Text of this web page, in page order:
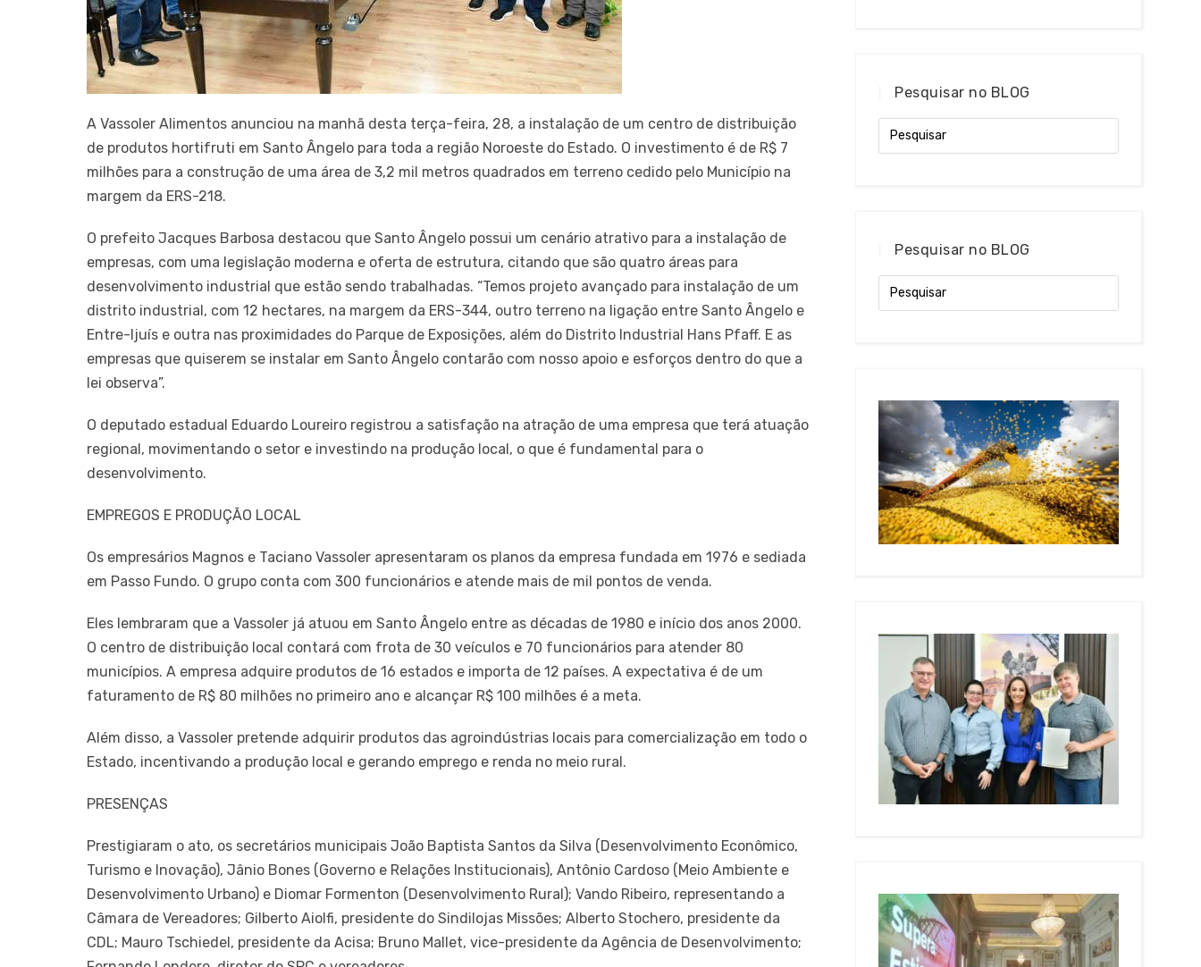
A Vassoler Alimentos anunciou na manhã desta terça-feira, 28, a instalação de um centro de distribuição
de produtos hortifruti em Santo Ângelo para toda a região Noroeste do Estado. O investimento é de R$ 7
milhões para a construção de uma área de 3,2 mil metros quadrados em terreno cedido pelo Município na
margem da ERS-218.
O prefeito Jacques Barbosa destacou que Santo Ângelo possui um cenário atrativo para a instalação de
empresas, com uma legislação moderna e oferta de estrutura, citando que são quatro áreas para
desenvolvimento industrial que estão sendo trabalhadas. “Temos projeto avançado para instalação de um
distrito industrial, com 12 hectares, na margem da ERS-344, outro terreno na ligação entre Santo Ângelo e
Entre-Ijuís e outra nas proximidades do Parque de Exposições, além do Distrito Industrial Hans Pfaff. E as
empresas que quiserem se instalar em Santo Ângelo contarão com nosso apoio e esforços dentro do que a
lei observa”.
O deputado estadual Eduardo Loureiro registrou a satisfação na atração de uma empresa que terá atuação
regional, movimentando o setor e investindo na produção local, o que é fundamental para o
desenvolvimento.
EMPREGOS E PRODUÇÃO LOCAL
Os empresários Magnos e Taciano Vassoler apresentaram os planos da empresa fundada em 1976 e sediada
em Passo Fundo. O grupo conta com 300 funcionários e atende mais de mil pontos de venda.
Eles lembraram que a Vassoler já atuou em Santo Ângelo entre as décadas de 1980 e início dos anos 2000.
O centro de distribuição local contará com frota de 30 veículos e 70 funcionários para atender 80
municípios. A empresa adquire produtos de 16 estados e importa de 12 países. A expectativa é de um
faturamento de R$ 80 milhões no primeiro ano e alcançar R$ 100 milhões é a meta.
Além disso, a Vassoler pretende adquirir produtos das agroindústrias locais para comercialização em todo o
Estado, incentivando a produção local e gerando emprego e renda no meio rural.
PRESENÇAS
Prestigiaram o ato, os secretários municipais João Baptista Santos da Silva (Desenvolvimento Econômico,
Turismo e Inovação), Jânio Bones (Governo e Relações Institucionais), Antônio Cardoso (Meio Ambiente e
Desenvolvimento Urbano) e Diomar Formenton (Desenvolvimento Rural); Vando Ribeiro, representando a
Câmara de Vereadores; Gilberto Aiolfi, presidente do Sindilojas Missões; Alberto Stochero, presidente da
CDL; Mauro Tschiedel, presidente da Acisa; Bruno Mallet, vice-presidente da Agência de Desenvolvimento;
Pesquisar no BLOG
Pesquisar no BLOG